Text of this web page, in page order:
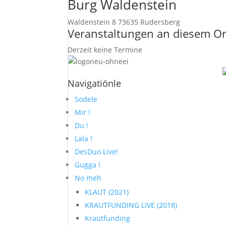
Burg Waldenstein
Waldenstein 8 73635 Rudersberg
Veranstaltungen an diesem
Derzeit keine Termine
Navigatiönle
Sodele
Mir !
Du !
Lala !
DesDuo Live!
Gugga !
No meh
KLAUT (2021)
KRAUTFUNDING LIVE (2018)
Krautfunding